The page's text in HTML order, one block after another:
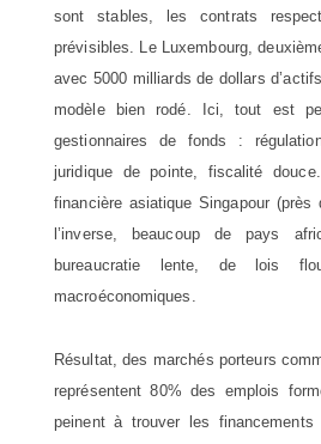
sont stables, les contrats
prévisibles. Le Luxembourg,
avec 5000 milliards de dollars
modèle bien rodé. Ici, tout est
gestionnaires de fonds :
juridique de pointe, fiscalité
financière asiatique Singapour
l’inverse, beaucoup de pays
bureaucratie lente, de lois
macroéconomiques.
Résultat, des marchés porteurs
représentent 80% des emplois
peinent à trouver les